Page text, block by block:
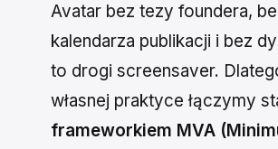
Avatar bez tezy foundera,
kalendarza publikacji i bez
to drogi screensaver.
własnej praktyce łączymy
frameworkiem MVA